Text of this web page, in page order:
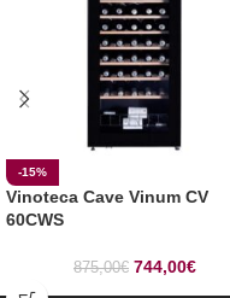
-15%
Vinoteca Cave Vinum CV
60CWS
875,00€ 744,00€